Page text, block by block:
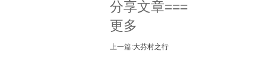
分享文章===
更多
上一篇:大芬村之行